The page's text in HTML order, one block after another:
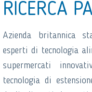
RICERCA
Azienda britannica
esperti di tecnologia
supermercati
tecnologia di